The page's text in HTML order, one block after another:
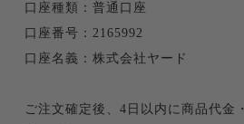
口座種類：普通口座
口座番号：2165992
口座名義：株式会社ヤード
ご注文確定後、4日以内に商品代金